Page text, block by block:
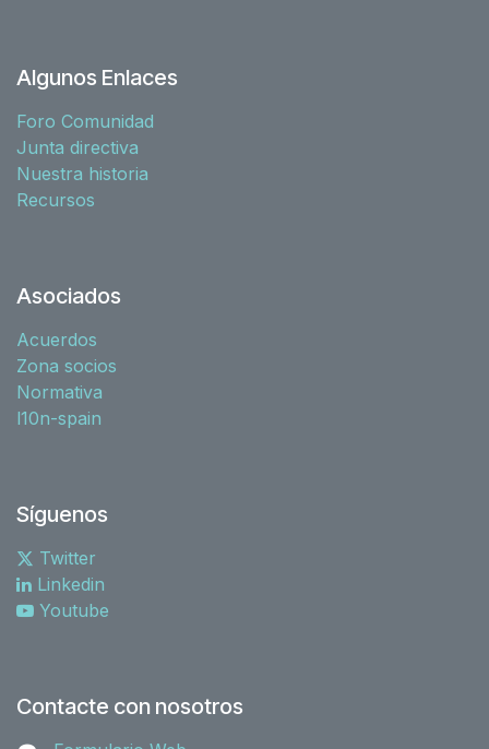
Algunos Enlaces
Foro Comunidad
Junta directiva
Nuestra historia
Recursos
Asociados
Acuerdos
Zona socios
Normativa
l10n-spain
Síguenos
Twitter
Linkedin
Youtube
Contacte con nosotros